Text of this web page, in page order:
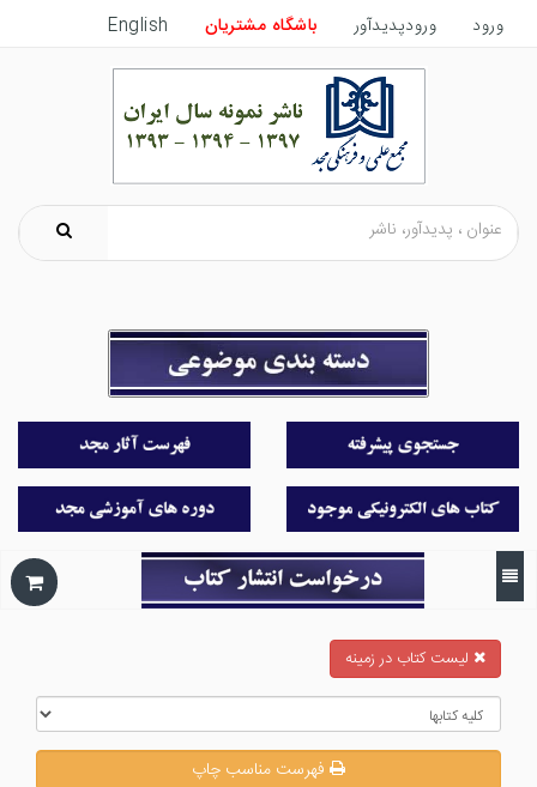
ورود ورودپدیدآور باشگاه مشتریان English
ليست كتاب در زمينه
فهرست مناسب چاپ